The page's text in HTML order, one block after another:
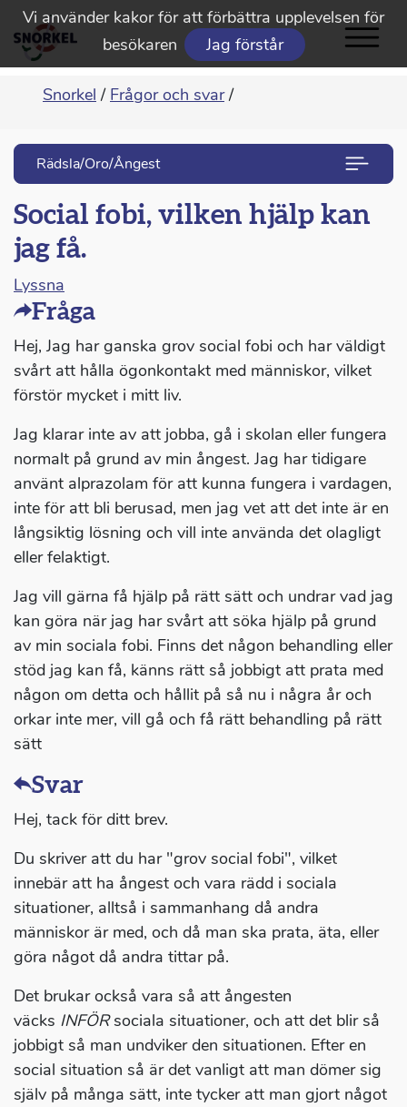
Vi använder kakor för att förbättra upplevelsen för
besökaren
Jag förstår
Snorkel / Frågor och svar /
Rädsla/Oro/Ångest
Social fobi, vilken hjälp kan
jag få.
Lyssna
Fråga
Hej, Jag har ganska grov social fobi och har väldigt
svårt att hålla ögonkontakt med människor, vilket
förstör mycket i mitt liv.
Jag klarar inte av att jobba, gå i skolan eller fungera
normalt på grund av min ångest. Jag har tidigare
använt alprazolam för att kunna fungera i vardagen,
inte för att bli berusad, men jag vet att det inte är en
långsiktig lösning och vill inte använda det olagligt
eller felaktigt.
Jag vill gärna få hjälp på rätt sätt och undrar vad jag
kan göra när jag har svårt att söka hjälp på grund
av min sociala fobi. Finns det någon behandling eller
stöd jag kan få, känns rätt så jobbigt att prata med
någon om detta och hållit på så nu i några år och
orkar inte mer, vill gå och få rätt behandling på rätt
sätt
Svar
Hej, tack för ditt brev.
Du skriver att du har "grov social fobi", vilket
innebär att ha ångest och vara rädd i sociala
situationer, alltså i sammanhang då andra
människor är med, och då man ska prata, äta, eller
göra något då andra tittar på.
Det brukar också vara så att ångesten
väcks INFÖRsociala situationer, och att det blir så
jobbigt så man undviker den situationen. Efter en
social situation så är det vanligt att man dömer sig
själv på många sätt, inte tycker att man gjort något